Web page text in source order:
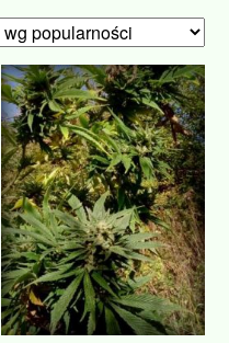
według
popularności